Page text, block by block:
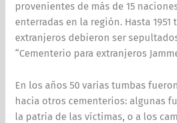
provenientes de más de 15
enterradas en la región. Hasta 1951
extranjeros debieron ser
“Cementerio para extranjeros
En los años 50 varias tumbas
hacia otros cementerios: algunas
la patria de las víctimas, o a los